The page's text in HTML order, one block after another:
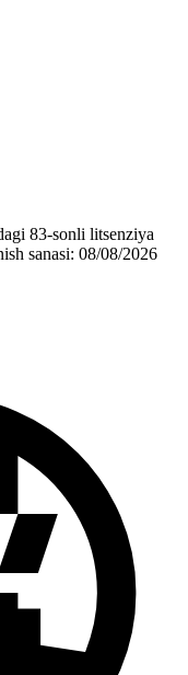
83-sonli litsenziya
sanasi: 08/08/2026